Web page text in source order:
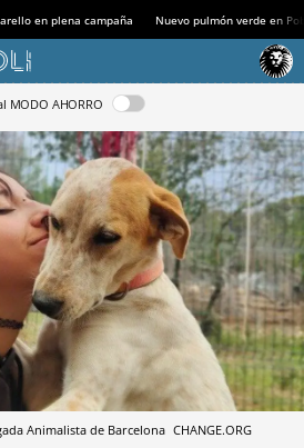
en plena campaña Nuevo pulmón verde en
MODO AHORRO
Animalista de Barcelona CHANGE.ORG